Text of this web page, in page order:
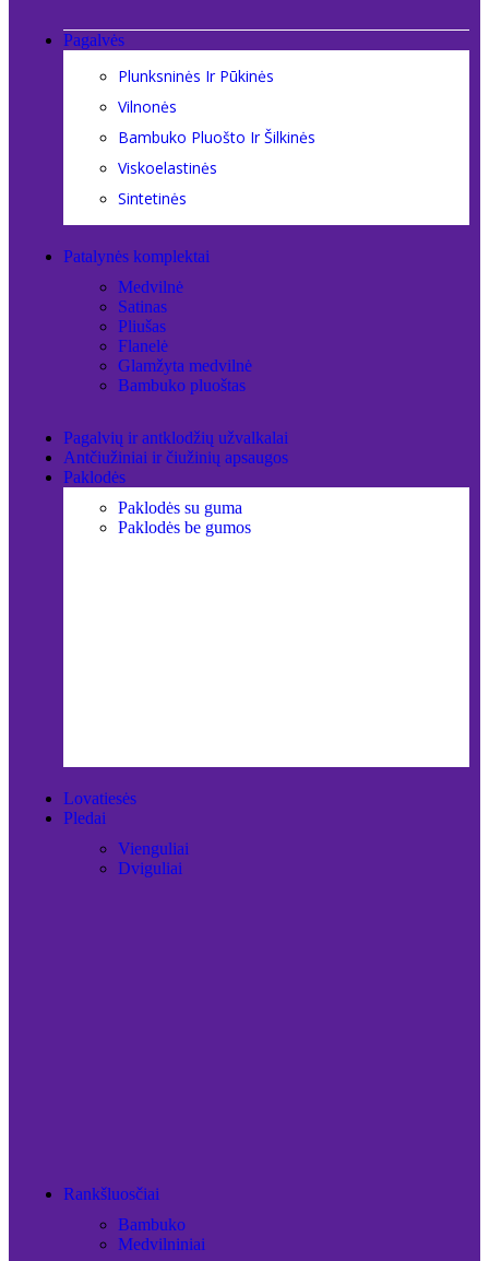
Pagalvės
Plunksninės Ir Pūkinės
Vilnonės
Bambuko Pluošto Ir Šilkinės
Viskoelastinės
Sintetinės
Patalynės komplektai
Medvilnė
Satinas
Pliušas
Flanelė
Glamžyta medvilnė
Bambuko pluoštas
Pagalvių ir antklodžių užvalkalai
Antčiužiniai ir čiužinių apsaugos
Paklodės
Paklodės su guma
Paklodės be gumos
Lovatiesės
Pledai
Vienguliai
Dviguliai
Rankšluosčiai
Bambuko
Medvilniniai